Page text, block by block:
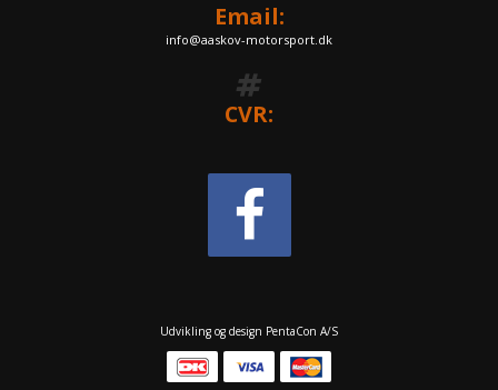
Email:
info@aaskov-motorsport.dk
CVR:
Udvikling og design PentaCon A/S